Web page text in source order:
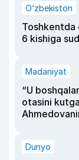
O‘zbekiston
Toshkentda
6 kishiga
Madaniyat
“U
otasini
Dunyo